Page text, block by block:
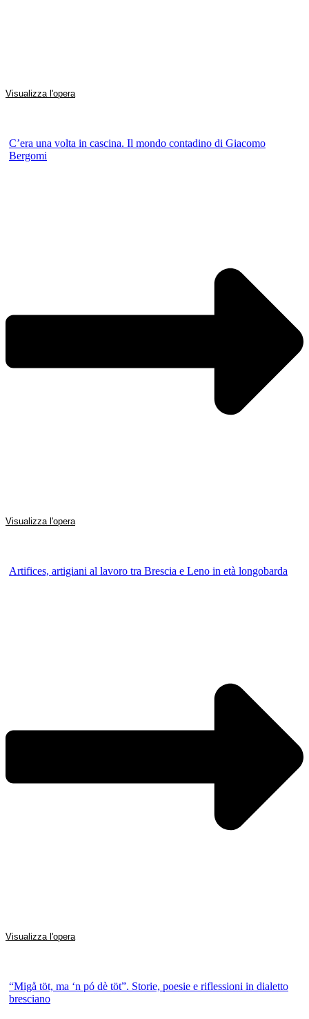
Visualizza l'opera
C’era una volta in cascina. Il mondo contadino di Giacomo
Bergomi
Visualizza l'opera
Artifices, artigiani al lavoro tra Brescia e Leno in età longobarda
Visualizza l'opera
“Migå töt, ma ‘n pó dè töt”. Storie, poesie e riflessioni in dialetto
bresciano